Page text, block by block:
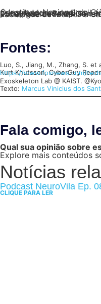
O Instituto Nacional de Ciência e Tecnologia em Neurotecnologia Responsável (NeuroTec-R) tem foco no estudo do cérebro e no desenvolvimento responsável. Reunindo pesquisadores do Brasil e do exterior, seu propósito é ir além, no que se refere a promover inovações e descobertas científicas e socialmente relevantes. Ele segue os princípios da Pesquisa e Inovação Responsáveis (PIR), que por conseguinte se orienta por seis grandes agendas públicas como princípios metodológicos: Engajamento Público, Ética, Igualdade de Gênero,
Fontes:
Luo, S., Jiang, M., Zhang, S.
Kurt Knutsson, CyberGuy
https://www.foxnews.com/
Exoskeleton Lab @ KAIST.
Texto: Marcus Vinicius dos
Fala comigo,
Qual sua opinião sobre
Explore mais conteúdos
Notícias
Podcast NeuroVila Ep.
CLIQUE PARA LER